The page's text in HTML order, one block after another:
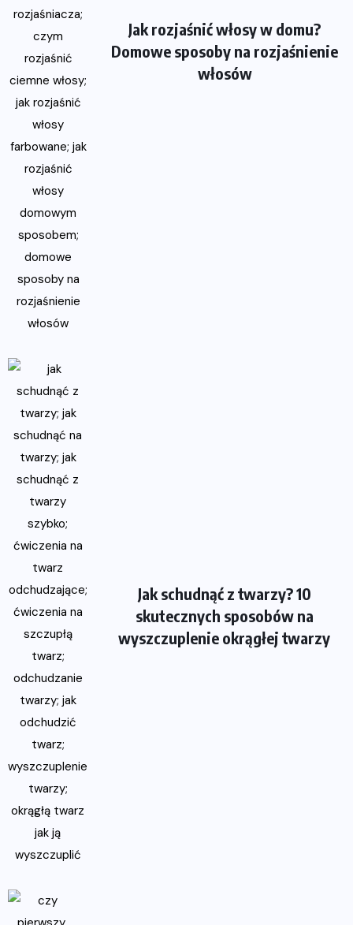
Jak rozjaśnić włosy w domu?
Domowe sposoby na rozjaśnienie
włosów
Jak schudnąć z twarzy? 10
skutecznych sposobów na
wyszczuplenie okrągłej twarzy